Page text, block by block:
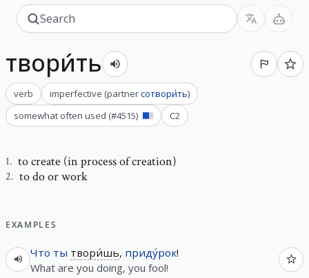
твори́ть
verb imperfective (partnerсотвори́ть)
somewhat often used (#4515) C2
1. to create (in process of creation)
2. to do or work
EXAMPLES
Что ты твори́шь, приду́рок!
What are you doing, you fool!